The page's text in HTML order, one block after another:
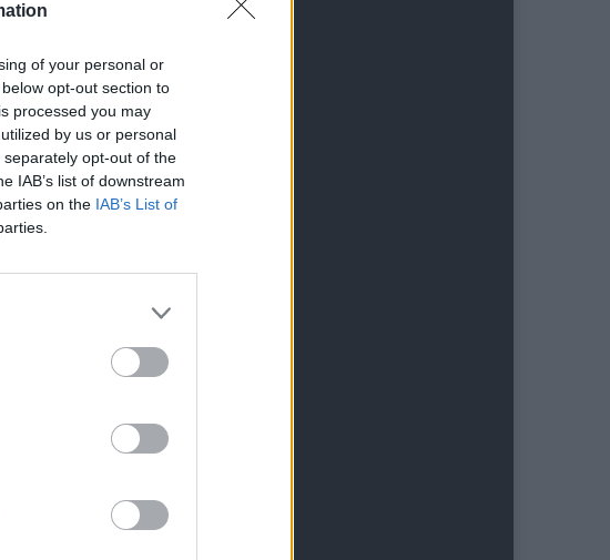
of your personal or
opt-out section to
processed you may
by us or personal
opt-out of the
IAB’s list of downstream
on the IAB’s List of